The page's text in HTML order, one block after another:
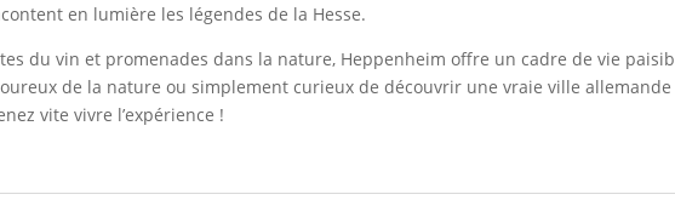
en lumière les légendes de la Hesse.
du vin et promenades dans la nature, Heppenheim offre un cadre de vie
de la nature ou simplement curieux de découvrir une vraie ville
vite vivre l’expérience !